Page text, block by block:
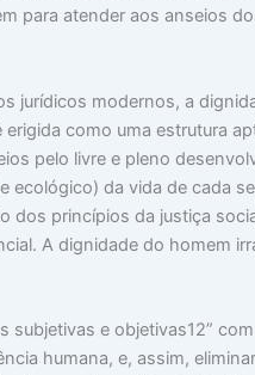
para atender aos anseios
jurídicos modernos, a
erigida como uma estrutura
pelo livre e pleno
ecológico) da vida de cada
dos princípios da justiça
A dignidade do homem
subjetivas e objetivas12”
humana, e, assim,